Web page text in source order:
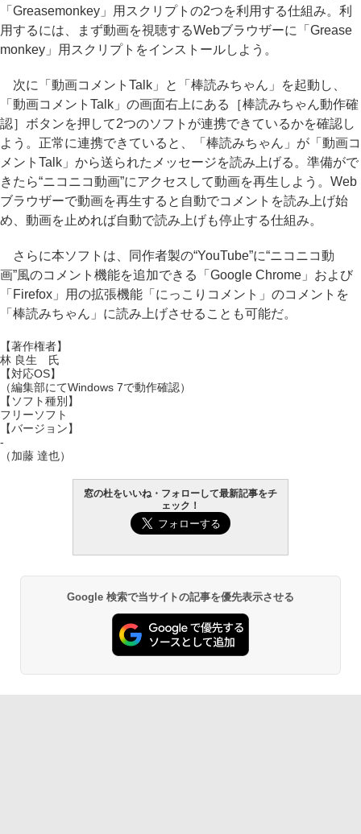
「Greasemonkey」用スクリプトの2つを利用する仕組み。利
用するには、まず動画を視聴するWebブラウザーに「Grease
monkey」用スクリプトをインストールしよう。
次に「動画コメントTalk」と「棒読みちゃん」を起動し、
「動画コメントTalk」の画面右上にある［棒読みちゃん動作確
認］ボタンを押して2つのソフトが連携できているかを確認し
よう。正常に連携できていると、「棒読みちゃん」が「動画コ
メントTalk」から送られたメッセージを読み上げる。準備がで
きたら“ニコニコ動画”にアクセスして動画を再生しよう。Web
ブラウザーで動画を再生すると自動でコメントを読み上げ始
め、動画を止めれば自動で読み上げも停止する仕組み。
さらに本ソフトは、同作者製の“YouTube”に“ニコニコ動
画”風のコメント機能を追加できる「Google Chrome」および
「Firefox」用の拡張機能「にっこりコメント」のコメントを
「棒読みちゃん」に読み上げさせることも可能だ。
【著作権者】
林 良生 氏
【対応OS】
（編集部にてWindows 7で動作確認）
【ソフト種別】
フリーソフト
【バージョン】
-
（加藤 達也）
窓の杜をいいね・フォローして最新記事をチ
ェック！
Google 検索で当サイトの記事を優先表示させる